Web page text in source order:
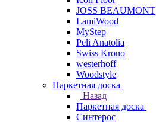
JOSS BEAUMONT
LamiWood
MyStep
Peli Anatolia
Swiss Krono
westerhoff
Woodstyle
Паркетная доска
Назад
Паркетная доска
Синтерос